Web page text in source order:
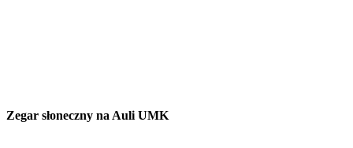
Zegar słoneczny na Auli UMK